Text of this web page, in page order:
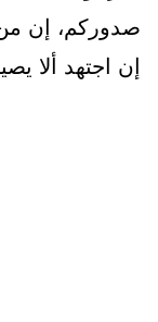
صدوركم، إن
إن اجتهد ألا